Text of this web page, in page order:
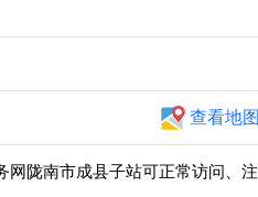
查看地图
网陇南市成县子站可正常访问、注